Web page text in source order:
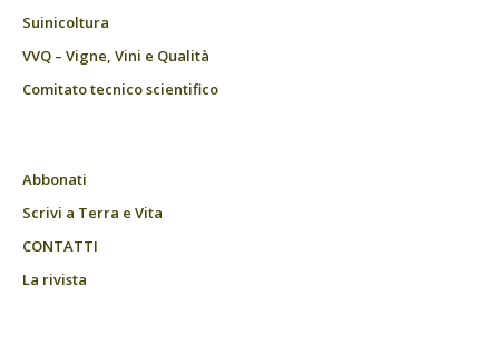
Suinicoltura
VVQ – Vigne, Vini e Qualità
Comitato tecnico scientifico
Abbonati
Scrivi a Terra e Vita
CONTATTI
La rivista